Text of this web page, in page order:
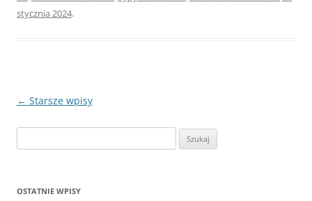
stycznia 2024.
Nawigacja
← Starsze wpisy
OSTATNIE WPISY